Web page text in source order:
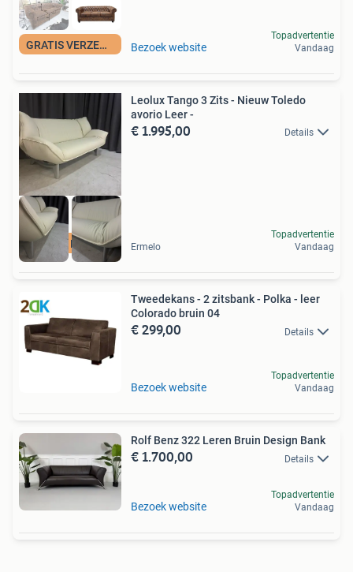
GRATIS VERZENDING Bezoek website
Topadvertentie
Vandaag
Ook Met Kleurkeuze
Leolux Tango 3 Zits - Nieuw Toledo
avorio Leer -
€ 1.995,00 Details
Ermelo
Topadvertentie
Vandaag
Tweedekans - 2 zitsbank - Polka - leer
Colorado bruin 04
€ 299,00 Details
Bezoek website
Topadvertentie
Vandaag
Rolf Benz 322 Leren Bruin Design Bank
€ 1.700,00 Details
Bezoek website
Topadvertentie
Vandaag